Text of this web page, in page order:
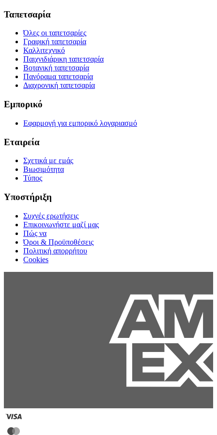
Ταπετσαρία
Όλες οι ταπετσαρίες
Γραφική ταπετσαρία
Καλλιτεχνικό
Παιχνιδιάρικη ταπετσαρία
Βοτανική ταπετσαρία
Πανόραμα ταπετσαρία
Διαχρονική ταπετσαρία
Εμπορικό
Εφαρμογή για εμπορικό λογαριασμό
Εταιρεία
Σχετικά με εμάς
Βιωσιμότητα
Τύπος
Υποστήριξη
Συχνές ερωτήσεις
Επικοινωνήστε μαζί μας
Πώς να
Όροι & Προϋποθέσεις
Πολιτική απορρήτου
Cookies